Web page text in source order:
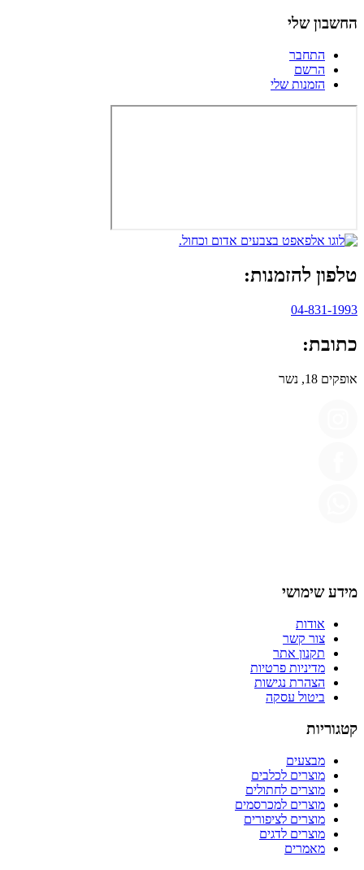
החשבון שלי
התחבר
הרשם
הזמנות שלי
טלפון להזמנות:
04-831-1993
כתובת:
אופקים 18, נשר
מידע שימושי
אודות
צור קשר
תקנון אתר
מדיניות פרטיות
הצהרת נגישות
ביטול עסקה
קטגוריות
מבצעים
מוצרים לכלבים
מוצרים לחתולים
מוצרים למכרסמים
מוצרים לציפורים
מוצרים לדגים
מאמרים